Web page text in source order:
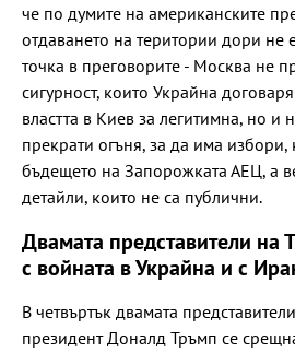
че по думите на американските
отдаването на територии дори не
точка в преговорите - Москва не
сигурност, които Украйна
властта в Киев за легитимна, но и
прекрати огъня, за да има избори,
бъдещето на Запорожката АЕЦ, а
детайли, които не са публични.
Двамата представители на
с войната в Украйна и с
В четвъртък двамата
президент Доналд Тръмп се